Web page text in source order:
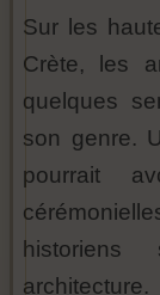
Sur les
Crète, les
quelques
son genre.
pourrait
historiens
architecture.